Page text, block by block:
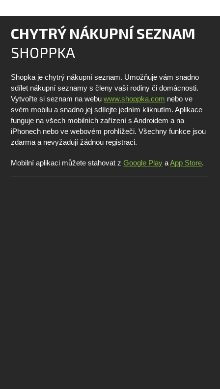
CHYTRÝ NÁKUPNÍ SEZNAM
SHOPPKA
Shopka je chytrý nákupní seznam. Umožňuje vám snadno
sdílet nákupní seznamy s členy vaší rodiny či domácnosti.
Vytvořte si seznam na webuwww.shoppka.com nebo ve
svém mobilu a snadno jej sdílejte jedním kliknutím. Aplikace
funguje na všech mobilních zařízení s Androidem a na
iPhonech nebo ve webovém prohlížeči. Všechny funkce jsou
zdarma a nevyžadují žádnou registraci.
Mobilní aplikaci můžete stahovat zGoogle Play aApp Store.